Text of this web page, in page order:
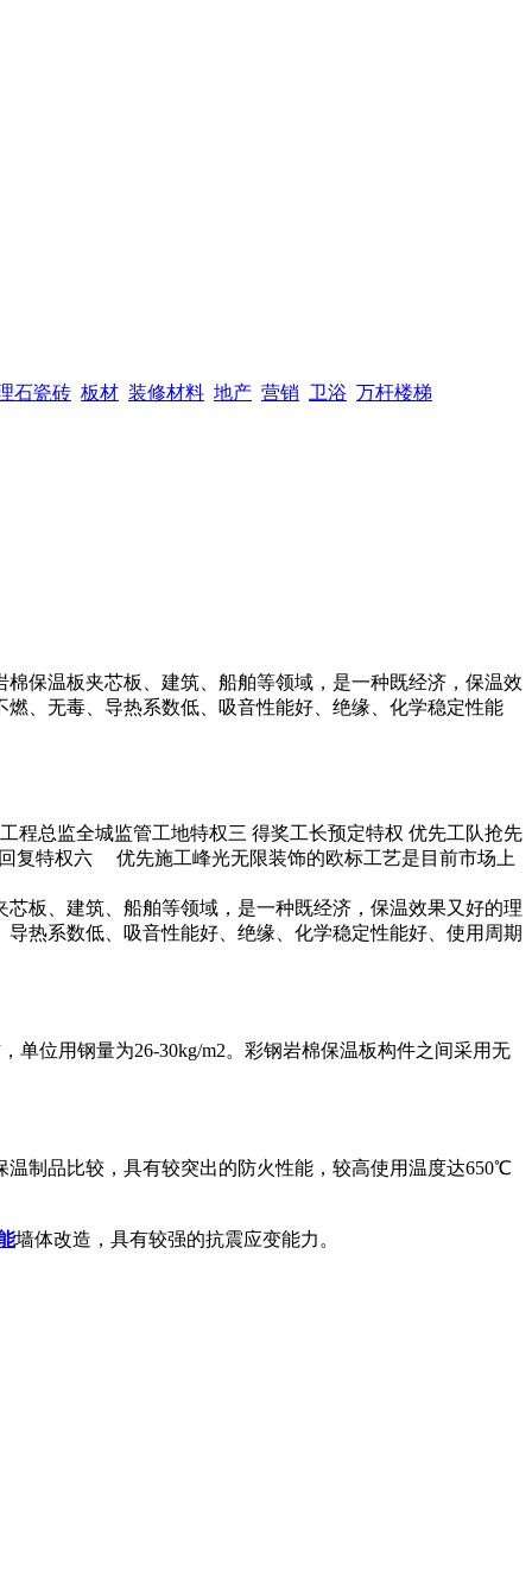
石瓷砖 板材 装修材料 地产 营销 卫浴 万杆楼梯
保温板夹芯板、建筑、船舶等领域，是一种既经济，保温效
、无毒、导热系数低、吸音性能好、绝缘、化学稳定性能
程总监全城监管工地特权三 得奖工长预定特权 优先工队抢先
复特权六 优先施工峰光无限装饰的欧标工艺是目前市场上
板、建筑、船舶等领域，是一种既经济，保温效果又好的理
导热系数低、吸音性能好、绝缘、化学稳定性能好、使用周期
单位用钢量为26-30kg/m2。彩钢岩棉保温板构件之间采用无
制品比较，具有较突出的防火性能，较高使用温度达650℃
墙体改造，具有较强的抗震应变能力。